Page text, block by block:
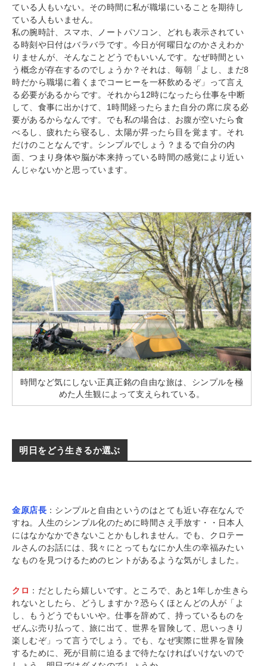
ている人もいない。その時間に私が職場にいることを期待し
ている人もいません。
私の腕時計、スマホ、ノートパソコン、どれも表示されてい
る時刻や日付はバラバラです。今日が何曜日なのかさえわか
りませんが、そんなことどうでもいいんです。なぜ時間とい
う概念が存在するのでしょうか？それは、毎朝「よし、まだ8
時だから職場に着くまでコーヒーを一杯飲めるぞ」って言え
る必要があるからです。それから12時になったら仕事を中断
して、食事に出かけて、1時間経ったらまた自分の席に戻る必
要があるからなんです。でも私の場合は、お腹が空いたら食
べるし、疲れたら寝るし、太陽が昇ったら目を覚ます。それ
だけのことなんです。シンプルでしょう？まるで自分の内
面、つまり身体や脳が本来持っている時間の感覚により近い
んじゃないかと思っています。
時間など気にしない正真正銘の自由な旅は、シンプルを極
めた人生観によって支えられている。
明日をどう生きるか選ぶ
金原店長 ：シンプルと自由というのはとても近い存在なんで
すね。人生のシンプル化のために時間さえ手放す・・日本人
にはなかなかできないことかもしれません。でも、クロテー
ルさんのお話には、我々にとってもなにか人生の幸福みたい
なものを見つけるためのヒントがあるような気がしました。
クロ ：だとしたら嬉しいです。ところで、あと1年しか生きら
れないとしたら、どうしますか？恐らくほとんどの人が「よ
し、もうどうでもいいや。仕事を辞めて、持っているものを
ぜんぶ売り払って、旅に出て、世界を冒険して、思いっきり
楽しむぞ」って言うでしょう。でも、なぜ実際に世界を冒険
するために、死が目前に迫るまで待たなければいけないので